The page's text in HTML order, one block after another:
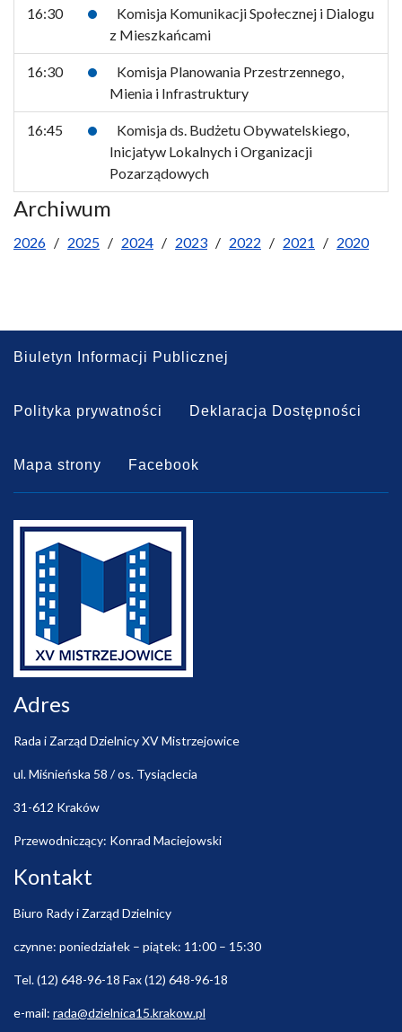
16:30
Komisja Komunikacji Społecznej i Dialogu
z Mieszkańcami
16:30
Komisja Planowania Przestrzennego,
Mienia i Infrastruktury
16:45
Komisja ds. Budżetu Obywatelskiego,
Inicjatyw Lokalnych i Organizacji
Pozarządowych
Archiwum
2026 / 2025 / 2024 / 2023 / 2022 / 2021 / 2020
Biuletyn Informacji Publicznej
Polityka prywatności Deklaracja Dostępności
Mapa strony Facebook
Adres
Rada i Zarząd Dzielnicy XV Mistrzejowice
ul. Miśnieńska 58 / os. Tysiąclecia
31-612 Kraków
Przewodniczący: Konrad Maciejowski
Kontakt
Biuro Rady i Zarząd Dzielnicy
czynne: poniedziałek – piątek: 11:00 – 15:30
Tel. (12) 648-96-18 Fax (12) 648-96-18
e-mail: rada@dzielnica15.krakow.pl